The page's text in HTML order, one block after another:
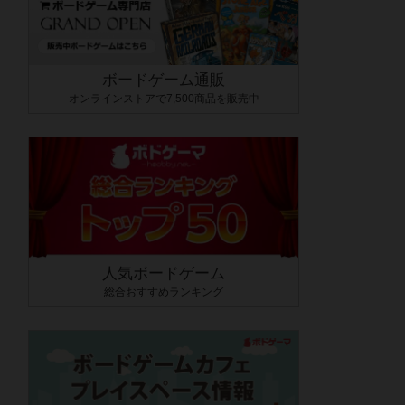
ボードゲーム通販
オンラインストアで7,500商品を販売中
人気ボードゲーム
総合おすすめランキング